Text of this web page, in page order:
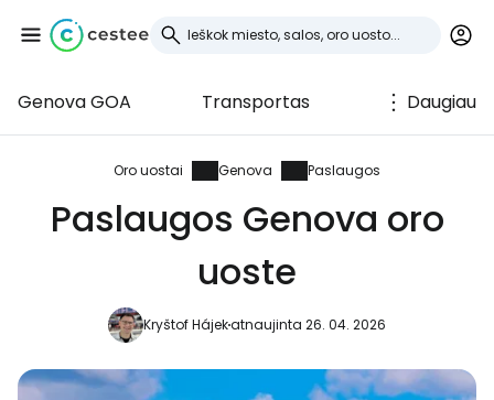
Genova GOA Transportas Daugiau
Oro uostai Genova Paslaugos
Paslaugos Genova oro
uoste
Kryštof Hájekatnaujinta 26. 04. 2026
Prisijunkite prie
Cestee
... pasaulinė kelionių bendruomenė
Tęsti su Facebook